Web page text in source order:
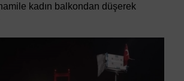
kadın balkondan düşerek